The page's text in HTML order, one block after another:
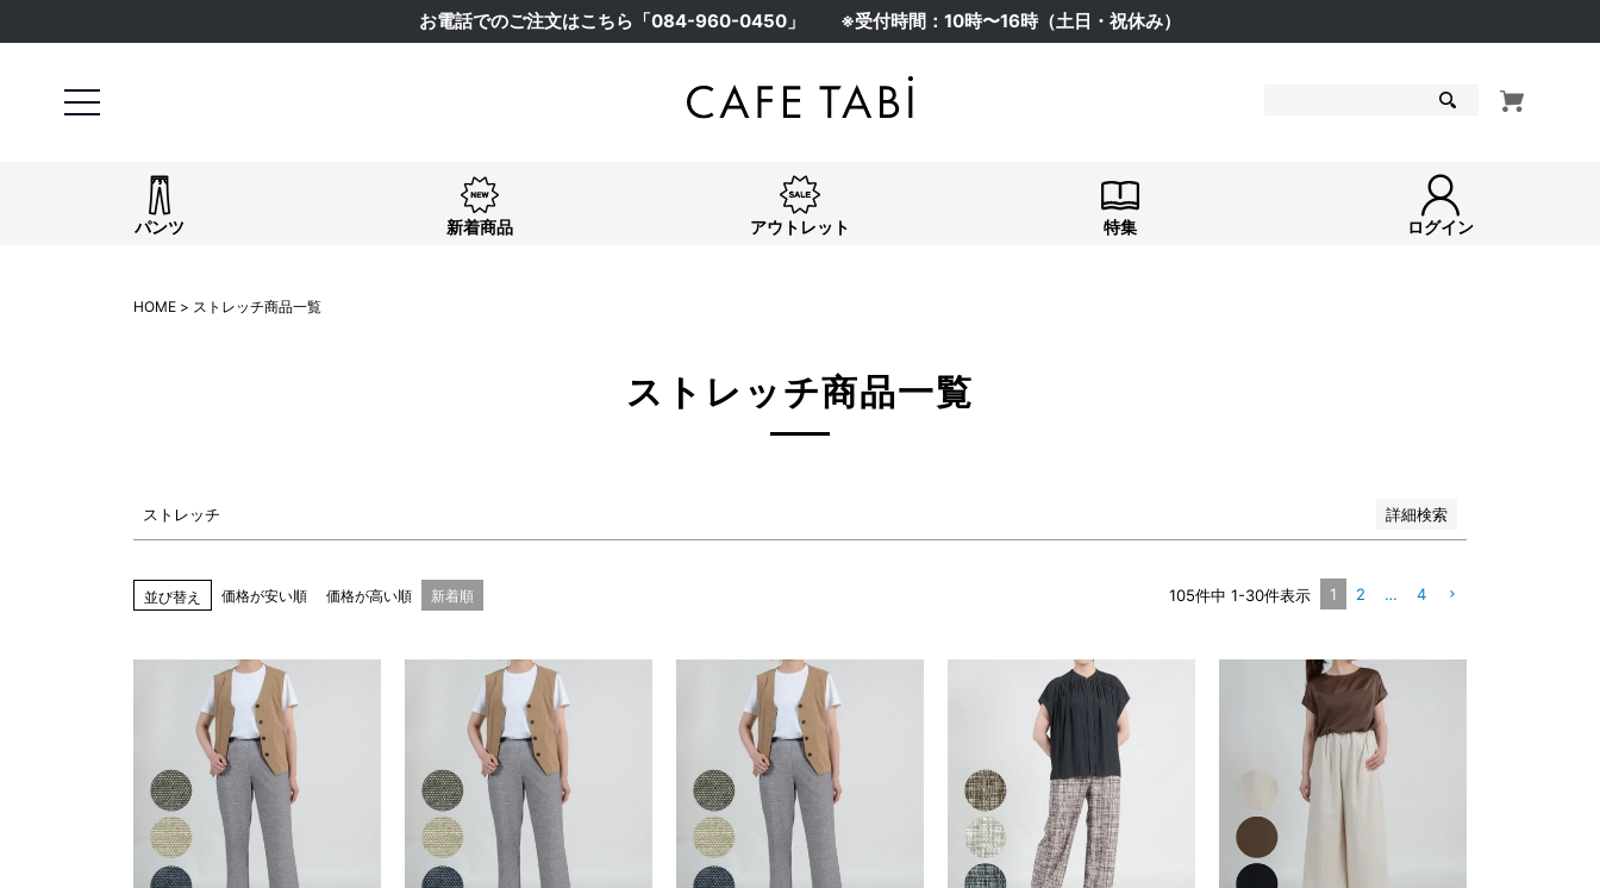
お電話でのご注文はこちら「084-960-0450 」 ※受付時間：10時〜16時（土日・祝休み）
パンツ 新着商品 アウトレット 特集 ログイン
HOME ストレッチ商品一覧
ストレッチ商品一覧
ストレッチ 詳細検索
〜
L(67) LL(70)
指定なし
ホワイト系
並び替え 価格が安い順 価格が高い順 新着順 105件中 1-30件表示 1 2 … 4